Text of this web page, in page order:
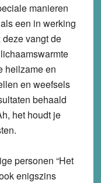
manieren
een in werking
vangt de
heilzame en
en weefsels
behaald
het houdt je
personen “Het
enigszins